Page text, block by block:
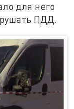
для него
ПДД.